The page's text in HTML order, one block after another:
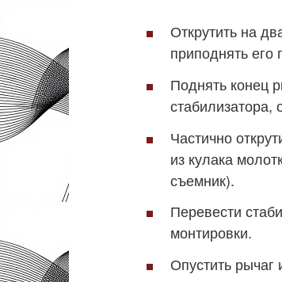
Открутить на
приподнять
Поднять конец
стабилизатора,
Частично
из кулака
съемник).
Перевести
монтировки.
Опустить рычаг